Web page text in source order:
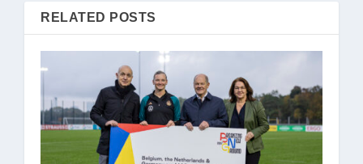
RELATED POSTS